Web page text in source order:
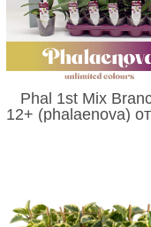
Phal 1st Mix
12+ (phalaenova)